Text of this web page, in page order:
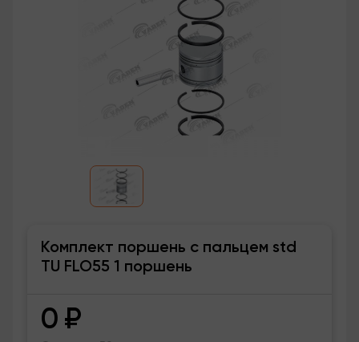
Комплект поршень с пальцем std
TU FLO55 1 поршень
0 ₽